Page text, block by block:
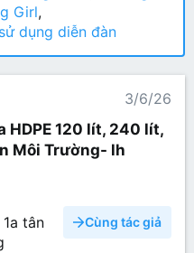
Girl,
sử dụng diễn đàn
3/6/26
HDPE 120 lít, 240 lít,
Môi Trường- lh
1a tân
Cùng tác giả